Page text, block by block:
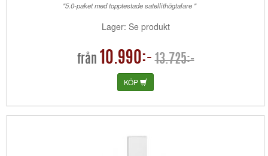
"5.0-paket med topptestade satellithögtalare "
Lager: Se produkt
från 10.990:- 13.725:-
KÖP